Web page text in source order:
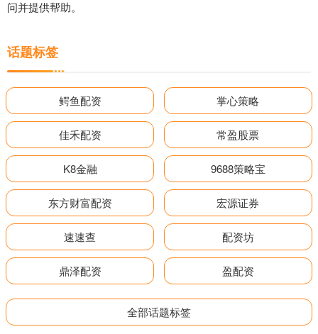
问并提供帮助。
话题标签
鳄鱼配资 掌心策略
佳禾配资 常盈股票
K8金融 9688策略宝
东方财富配资 宏源证券
速速查 配资坊
鼎泽配资 盈配资
全部话题标签